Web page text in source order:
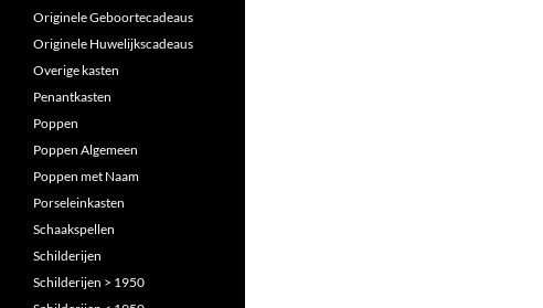
Originele Geboortecadeaus
Originele Huwelijkscadeaus
Overige kasten
Penantkasten
Poppen
Poppen Algemeen
Poppen met Naam
Porseleinkasten
Schaakspellen
Schilderijen
Schilderijen > 1950